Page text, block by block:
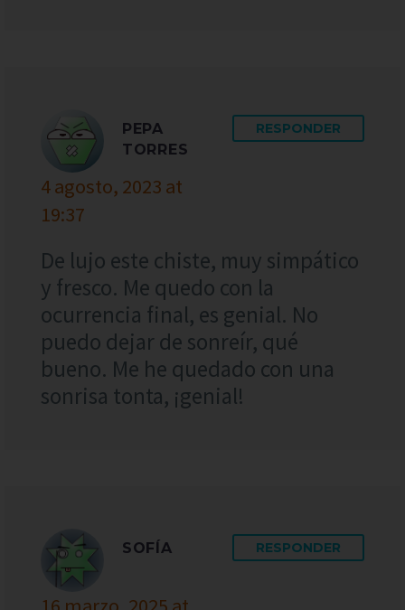
PEPA
TORRES
4 agosto, 2023 at
19:37
RESPONDER
De lujo este chiste, muy simpático
y fresco. Me quedo con la
ocurrencia final, es genial. No
puedo dejar de sonreír, qué
bueno. Me he quedado con una
sonrisa tonta, ¡genial!
SOFÍA RESPONDER